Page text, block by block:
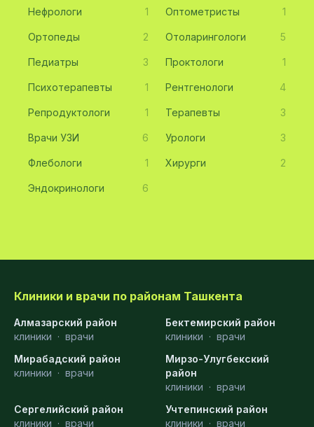
Нефрологи 1 Оптометристы 1
Ортопеды 2 Отоларингологи 5
Педиатры 3 Проктологи 1
Психотерапевты 1 Рентгенологи 4
Репродуктологи 1 Терапевты 3
Врачи УЗИ 6 Урологи 3
Флебологи 1 Хирурги 2
Эндокринологи 6
Клиники и врачи по районам Ташкента
Алмазарский район
клиники · врачи
Бектемирский район
клиники · врачи
Мирабадский район
клиники · врачи
Мирзо-Улугбекский
район
клиники · врачи
Сергелийский район
клиники · врачи
Учтепинский район
клиники · врачи